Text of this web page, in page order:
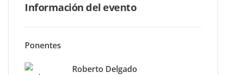
Información del evento
Ponentes
Roberto Delgado